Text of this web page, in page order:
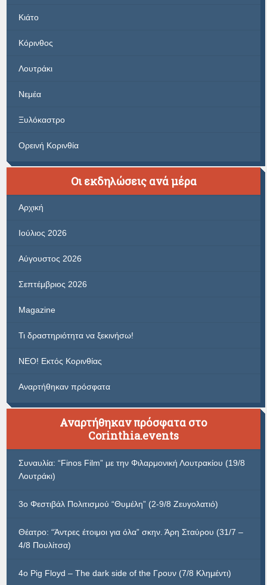
Κιάτο
Κόρινθος
Λουτράκι
Νεμέα
Ξυλόκαστρο
Ορεινή Κορινθία
Οι εκδηλώσεις ανά μέρα
Αρχική
Ιούλιος 2026
Αύγουστος 2026
Σεπτέμβριος 2026
Magazine
Τι δραστηριότητα να ξεκινήσω!
ΝΕΟ! Εκτός Κορινθίας
Αναρτήθηκαν πρόσφατα
Αναρτήθηκαν πρόσφατα στο
Corinthia.events
Συναυλία: “Finos Film” με την Φιλαρμονική Λουτρακίου (19/8
Λουτράκι)
3ο Φεστιβάλ Πολιτισμού “Θυμέλη” (2-9/8 Ζευγολατιό)
Θέατρο: “Άντρες έτοιμοι για όλα” σκην. Άρη Σταύρου (31/7 –
4/8 Πουλίτσα)
4ο Pig Floyd – The dark side of the Γρουν (7/8 Κλημέντι)